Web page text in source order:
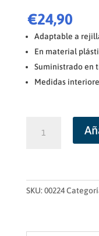
€24,90
Adaptable a
En material
Suministrado en
Medidas
soporte
cantidad
SKU:00224